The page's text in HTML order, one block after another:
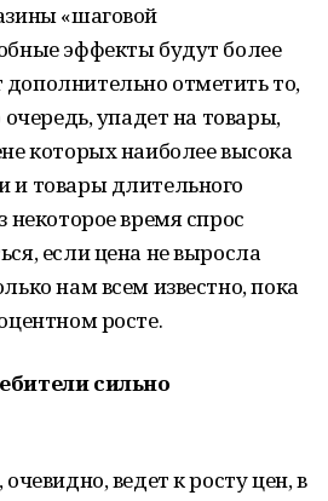
«шаговой
эффекты будут более
отметить то,
упадет на товары,
которых наиболее высока
и товары длительного
некоторое время спрос
если цена не выросла
нам всем известно, пока
росте.
сильно
ведет к росту цен, в